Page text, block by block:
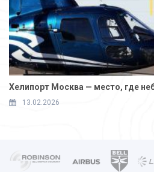
Хелипорт Москва — место, где
13.02.2026